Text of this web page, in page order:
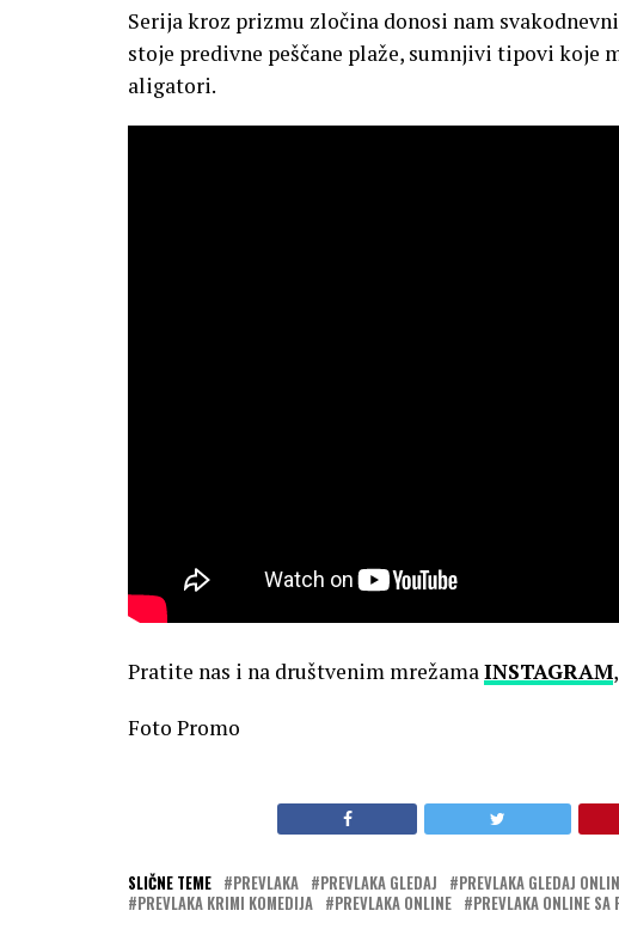
Serija kroz prizmu zločina donosi nam
stoje predivne peščane plaže, sumnjivi tipovi koje
aligatori.
Pratite nas i na društvenim mrežamaINSTAGRAM,
Foto Promo
SLIČNE TEME PREVLAKA PREVLAKA GLEDAJ PREVLAKA GLEDAJ
PREVLAKA KRIMI KOMEDIJA
PREVLAKA ONLINE PREVLAKA ONLINE SA